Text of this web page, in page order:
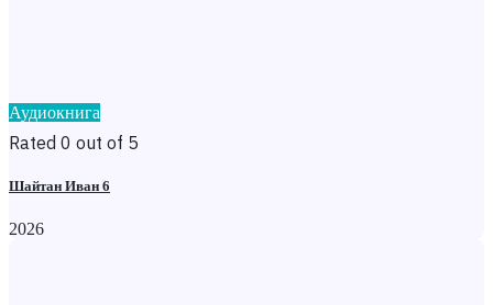
Аудиокнига
Rated 0 out of 5
Шайтан Иван 6
2026